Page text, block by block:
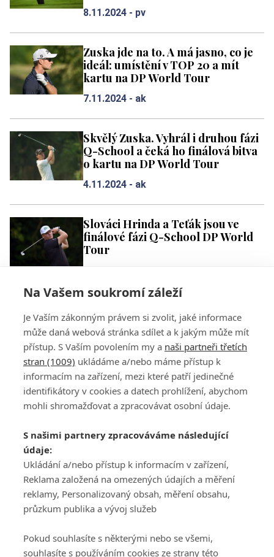
Na Vašem soukromí záleží
Je Vaším zákonným právem si zvolit, jaké informace
může daná webová stránka sdílet a k jakým může mít
přístup. S Vaším povolením my a naši partneři třetích
stran (1009) ukládáme a/nebo máme přístup k
informacím na zařízení, mezi které patří jedinečné
identifikátory v cookies a datech prohlížení, abychom
mohli shromažďovat a zpracovávat osobní údaje.
S našimi partnery zpracováváme následující
údaje:
Ukládání a/nebo přístup k informacím v zařízení,
Reklama založená na omezených údajích a měření
reklamy, Personalizovaný obsah, měření obsahu,
průzkum publika a vývoj služeb
Pokud souhlasíte s některými nebo se všemi,
souhlasíte s používáním cookies ze strany této
8.11.2024 - pv
Zuska jde na to. A má jasno, co je
ideál: umístění v TOP 20 a mít
kartu na DP World Tour
7.11.2024 - ak
Skvělý Zuska. Vyhrál i druhou fázi
Q-School a čeká ho finálová bitva
o kartu na DP World Tour
4.11.2024 - ak
Slováci Hrinda a Teťák jsou ve
finálové fázi Q-School DP World
Tour
69 70 71 72 73 74 75 76 77 78
Všeobecné obchodní
podmínky služby
GolfExtra.cz Premium
Podmínky zpracování
osobních údajů při
GolfExtra
ATV CZ, s.r.o.
140 00 Praha 4